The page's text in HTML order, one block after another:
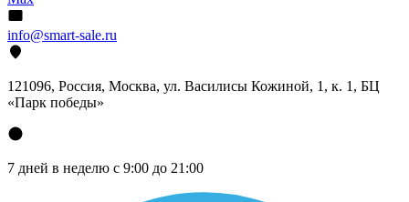
info@smart-sale.ru
121096, Россия, Москва, ул. Василисы Кожиной, 1, к. 1, БЦ
«Парк победы»
7 дней в неделю с 9:00 до 21:00